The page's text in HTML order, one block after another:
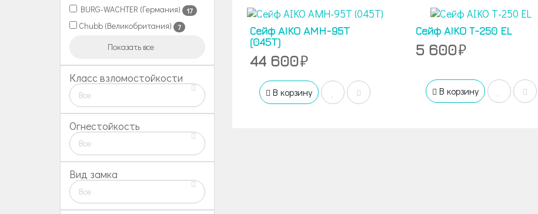
BURG-WACHTER (Германия) 17
Chubb (Великобритания) 7
Показать все
Класс взломостойкости
Все
Огнестойкость
Все
Вид замка
Все
Сейф AIKO AMH-95T
(045T)
44 600
В корзину
Сейф AIKO Т-250 EL
5 600
В корзину